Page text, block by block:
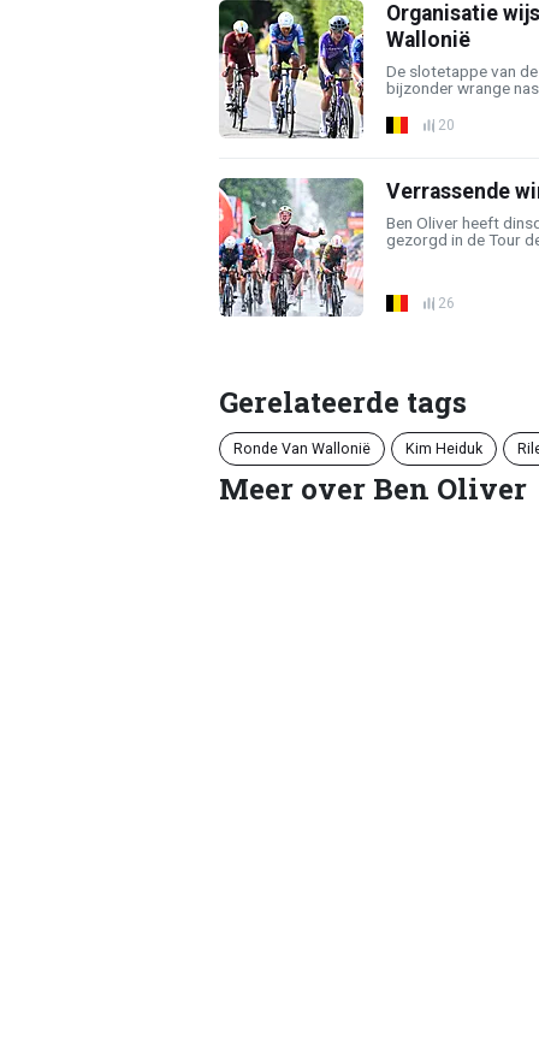
Organisatie
Wallonië
De slotetappe van
bijzonder wrange
20
Verrassende
Ben Oliver heeft
gezorgd in de Tour
26
Gerelateerde tags
Ronde Van Wallonië Kim Heiduk
Meer over Ben Oliver